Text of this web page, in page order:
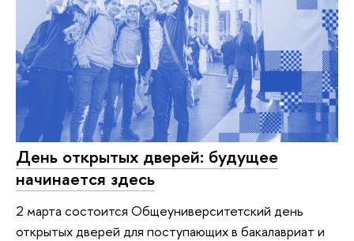
День открытых дверей: будущее
начинается здесь
2 марта состоится Общеуниверситетский день
открытых дверей для поступающих в бакалавриат и